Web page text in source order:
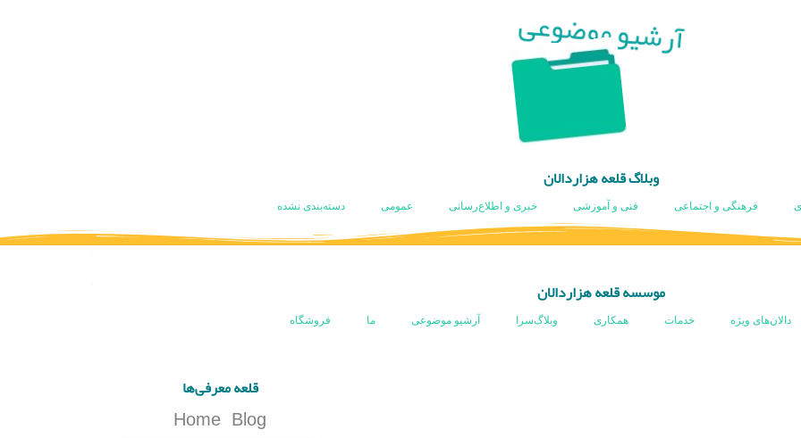
آرشیو موضوعی
وبلاگ قلعه هزاردالان
فرهنگی و اجتماعی فنی و آموزشی خبری و اطلاع‌رسانی عمومی دسته‌بندی نشده
موسسه قلعه هزاردالان
دالان‌های ویژه خدمات همکاری وبلاگ‌سرا آرشیو موضوعی ما فروشگاه
قلعه معرفی‌ها
Home Blog